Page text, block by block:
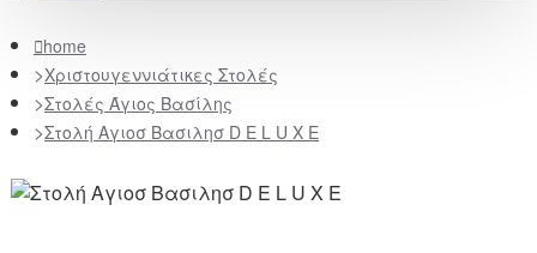
home
Χριστουγεννιάτικες Στολές
Στολές Άγιος Βασίλης
Στολή Αγιοσ Βασιλησ D E L U X E